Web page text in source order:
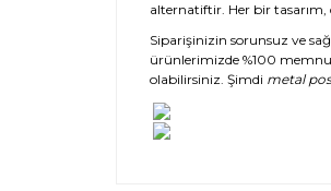
alternatiftir. Her bir tasarım,
Siparişinizin sorunsuz ve
ürünlerimizde %100
olabilirsiniz. Şimdi metal